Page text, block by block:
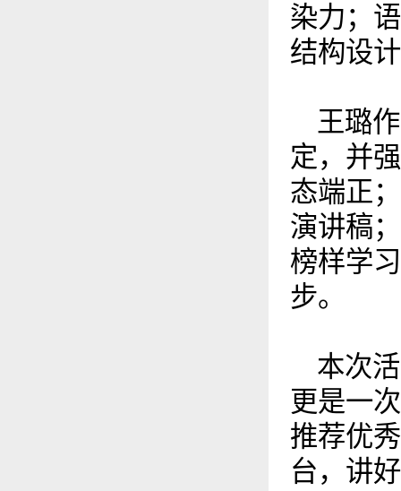
染力；
结构设
王璐
定，并
态端正
演讲稿
榜样学
步。
本次
更是一
推荐优
台，讲